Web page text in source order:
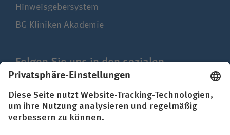
Hinweisgebersystem
BG Kliniken Akademie
Folgen Sie uns in den sozialen
Netzwerken